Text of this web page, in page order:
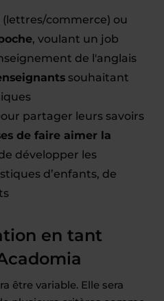
(lettres/commerce) ou
, voulant un job
de l'anglais
souhaitant
partager leurs savoirs
de faire aimer la
développer les
d’enfants, de
en tant
être variable. Elle sera